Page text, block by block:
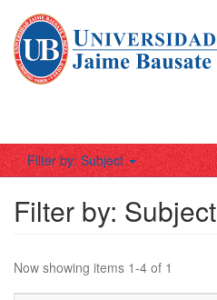
Filter by: Subject
Filter by: Subject
Now showing items 1-4 of 1